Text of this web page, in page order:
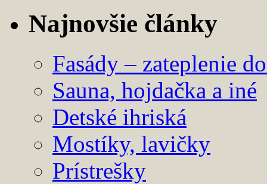
Najnovšie články
Fasády – zateplenie
Sauna, hojdačka a iné
Detské ihriská
Mostíky, lavičky
Prístrešky